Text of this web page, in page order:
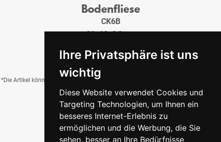
Ihre Privatsphäre ist uns
wichtig
Diese Website verwendet Cookies und
Targeting Technologien, um Ihnen ein
besseres Internet-Erlebnis zu
ermöglichen und die Werbung, die Sie
sehen, besser an Ihre Bedürfnisse
Bodenfliese
CK6B
30x60x0,8 cm
*Die Artikel können durch Belichtung, Charge, Brand, Formate und weitere Einflüsse
von der Abbildung abweichen.